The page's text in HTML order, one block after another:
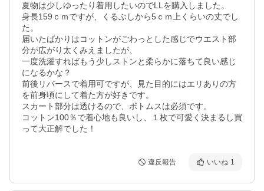
夏物は少しゆったり着用したいのでLLを購入しました。
身長159ｃｍですが、くるぶしから5ｃｍ上くらいの丈でし
た。
届いたばかりはコットンがごわっとした感じでウエスト部
分が広がり太くみえましたが、
一度洗濯すればもう少しストンと柔らかに落ちて良い感じ
になるかな？
前後リバースで着用可ですが、見た目的にはエリありの方
を前身頃にして着た方が好きです。
スカート部分は透けるので、ボトムスは必須です。
コットン100％で着心地も良いし、１枚で可愛く決まるし買
って大正解でした！
違反報告 いいね 1